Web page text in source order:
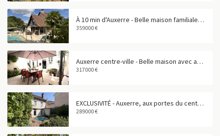
À 10 min d'Auxerre - Belle maison familiale avec piscine
359000 €
Auxerre centre-ville - Belle maison avec appartement indépendant et garage
317000 €
EXCLUSIVITÉ - Auxerre, aux portes du centre-ville - Maison de caractère de 160 m²
289000 €